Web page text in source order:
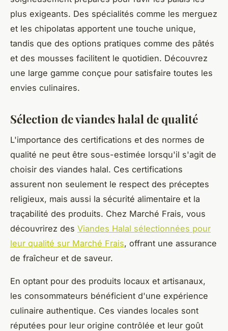
plus exigeants. Des spécialités comme les merguez
et les chipolatas apportent une touche unique,
tandis que des options pratiques comme des pâtés
et des mousses facilitent le quotidien. Découvrez
une large gamme conçue pour satisfaire toutes les
envies culinaires.
Sélection de viandes halal de qualité
L'importance des certifications et des normes de
qualité ne peut être sous-estimée lorsqu'il s'agit de
choisir des viandes halal. Ces certifications
assurent non seulement le respect des préceptes
religieux, mais aussi la sécurité alimentaire et la
traçabilité des produits. Chez Marché Frais, vous
découvrirez des Viandes Halal sélectionnées pour
leur qualité sur Marché Frais, offrant une assurance
de fraîcheur et de saveur.
En optant pour des produits locaux et artisanaux,
les consommateurs bénéficient d'une expérience
culinaire authentique. Ces viandes locales sont
réputées pour leur origine contrôlée et leur goût